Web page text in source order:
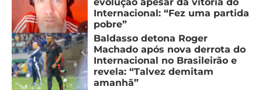
Internacional: “Fez uma partida
pobre”
Baldasso detona Roger
Machado após nova derrota do
Internacional no Brasileirão e
revela: “Talvez demitam
amanhã”